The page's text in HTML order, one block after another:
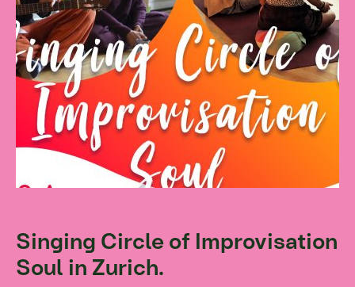
Singing Circle of Improvisation
Soul in Zurich.